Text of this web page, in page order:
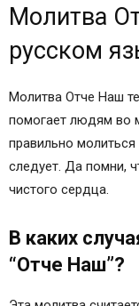
Молитва
русском
Молитва Отче Наш
помогает людям во
правильно
следует. Да помни,
чистого сердца.
В каких
“Отче Наш”?